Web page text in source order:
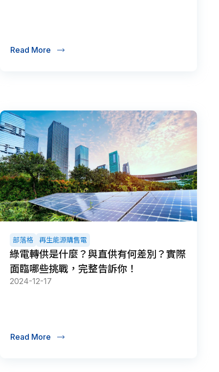
Read More
再生能源購售電
部落格
綠電轉供是什麼？與直供有何差別？實際
面臨哪些挑戰，完整告訴你！
2024-12-17
Read More